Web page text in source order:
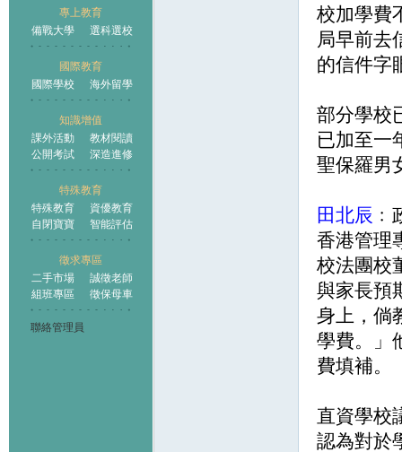
專上教育
備戰大學
選科選校
國際教育
國際學校
海外留學
知識增值
課外活動
教材閱讀
公開考試
深造進修
特殊教育
特殊教育
資優教育
自閉寶寶
智能評估
徵求專區
二手市場
誠徵老師
組班專區
徵保母車
聯絡管理員
校加學費
局早前去
的信件字
部分學校
已加至一
聖保羅男
田北辰
香港管理
校法團校
與家長預
身上，倘
學費。」
費填補。
直資學校
認為對於